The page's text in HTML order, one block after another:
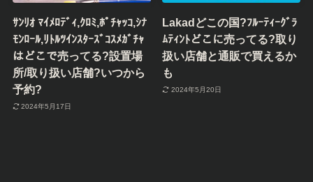
ｻﾝﾘｵ ﾏｲﾒﾛﾃﾞｨ,ｸﾛﾐ,ﾎﾟﾁｬｯｺ,ｼﾅ
ﾓﾝﾛｰﾙ,ﾘﾄﾙﾂｲﾝｽﾀｰｽﾞｺｽﾒｶﾞﾁｬ
はどこで売ってる?設置場
所/取り扱い店舗?いつから
予約?
2024年5月17日
Lakadどこの国?ﾌﾙｰﾃｨｰｸﾞﾗ
ﾑﾃｨﾝﾄどこに売ってる?取り
扱い店舗と通販で買えるか
も
2024年5月20日